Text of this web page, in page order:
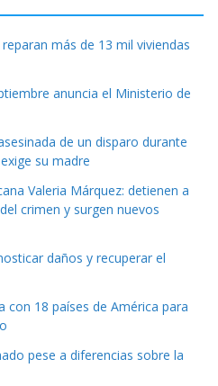
más de 13 mil viviendas
anuncia el Ministerio de
de un disparo durante
su madre
Valeria Márquez: detienen a
crimen y surgen nuevos
daños y recuperar el
con 18 países de América para
pese a diferencias sobre la